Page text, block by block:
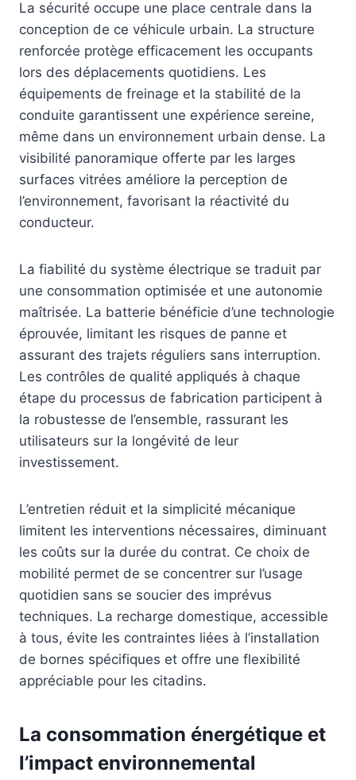
La sécurité occupe une place centrale dans la
conception de ce véhicule urbain. La structure
renforcée protège efficacement les occupants
lors des déplacements quotidiens. Les
équipements de freinage et la stabilité de la
conduite garantissent une expérience sereine,
même dans un environnement urbain dense. La
visibilité panoramique offerte par les larges
surfaces vitrées améliore la perception de
l’environnement, favorisant la réactivité du
conducteur.
La fiabilité du système électrique se traduit par
une consommation optimisée et une autonomie
maîtrisée. La batterie bénéficie d’une technologie
éprouvée, limitant les risques de panne et
assurant des trajets réguliers sans interruption.
Les contrôles de qualité appliqués à chaque
étape du processus de fabrication participent à
la robustesse de l’ensemble, rassurant les
utilisateurs sur la longévité de leur
investissement.
L’entretien réduit et la simplicité mécanique
limitent les interventions nécessaires, diminuant
les coûts sur la durée du contrat. Ce choix de
mobilité permet de se concentrer sur l’usage
quotidien sans se soucier des imprévus
techniques. La recharge domestique, accessible
à tous, évite les contraintes liées à l’installation
de bornes spécifiques et offre une flexibilité
appréciable pour les citadins.
La consommation énergétique et
l’impact environnemental